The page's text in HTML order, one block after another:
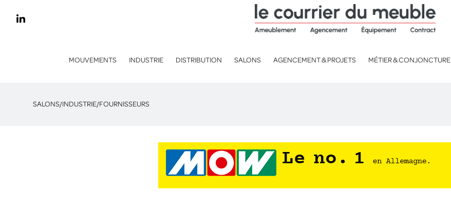
MOUVEMENTS INDUSTRIE DISTRIBUTION SALONS AGENCEMENT & PROJETS MÉTIER & CONJONCTURE
SALONS/INDUSTRIE/FOURNISSEURS